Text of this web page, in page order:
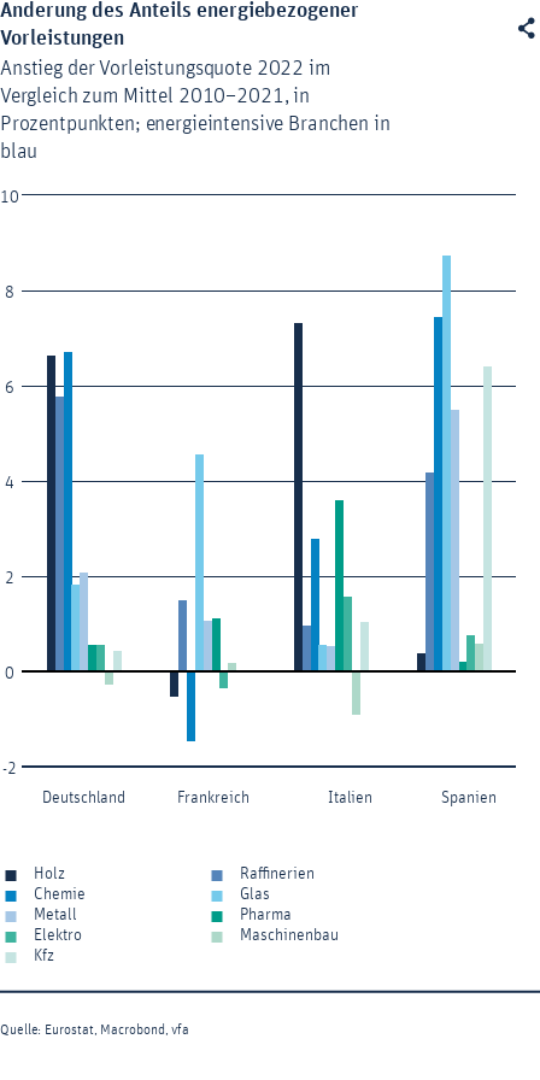

Änderung des Anteils energiebezogener Vorleistungen
Bar chart with 9 data series.
Anstieg der Vorleistungsquote 2022 im Vergleich zum Mittel
The chart has 1 X axis displaying categories.
The chart has 1 Y axis displaying values. Data ranges from -1.45 to
Änderung des Anteils energiebezogener
Vorleistungen
Anstieg der Vorleistungsquote 2022 im
Vergleich zum Mittel 2010–2021, in
Prozentpunkten; energieintensive Branchen in
blau
Deutschland Frankreich Italien Spanien
-2
0
2
4
6
8
10
Quelle: Eurostat, Macrobond, vfa
Holz
Raffinerien
Chemie
Glas
Metall
Pharma
Elektro
Maschinenbau
Kfz